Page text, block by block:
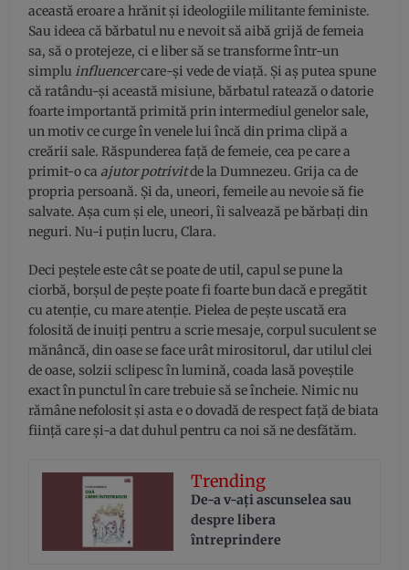
această eroare a hrănit și ideologiile militante feministe.
Sau ideea că bărbatul nu e nevoit să aibă grijă de femeia
sa, să o protejeze, ci e liber să se transforme într-un
simpluinfluencercare-și vede de viață. Și aș putea spune
că ratându-și această misiune, bărbatul ratează o datorie
foarte importantă primită prin intermediul genelor sale,
un motiv ce curge în venele lui încă din prima clipă a
creării sale. Răspunderea față de femeie, cea pe care a
primit-o ca ajutor potrivitde la Dumnezeu. Grija ca de
propria persoană. Și da, uneori, femeile au nevoie să fie
salvate. Așa cum și ele, uneori, îi salvează pe bărbați din
neguri. Nu-i puțin lucru, Clara.
Deci peștele este cât se poate de util, capul se pune la
ciorbă, borșul de pește poate fi foarte bun dacă e pregătit
cu atenție, cu mare atenție. Pielea de pește uscată era
folosită de inuiți pentru a scrie mesaje, corpul suculent se
mănâncă, din oase se face urât mirositorul, dar utilul clei
de oase, solzii sclipesc în lumină, coada lasă poveștile
exact în punctul în care trebuie să se încheie. Nimic nu
rămâne nefolosit și asta e o dovadă de respect față de biata
ființă care și-a dat duhul pentru ca noi să ne desfătăm.
Trending
De-a v-aţi ascunselea sau
despre libera
întreprindere